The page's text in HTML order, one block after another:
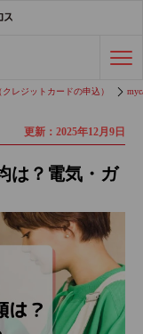
レジットカードの申込）
更新：2025年12月9日
は？電気・ガ